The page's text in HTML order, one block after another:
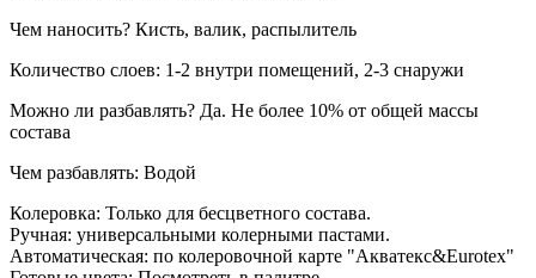
Чем наносить? Кисть, валик, распылитель
Количество слоев: 1-2 внутри помещений, 2-3 снаружи
Можно ли разбавлять? Да. Не более 10% от общей массы
состава
Чем разбавлять: Водой
Колеровка: Только для бесцветного состава.
Ручная: универсальными колерными пастами.
Автоматическая: по колеровочной карте "Акватекс&Eurotex"